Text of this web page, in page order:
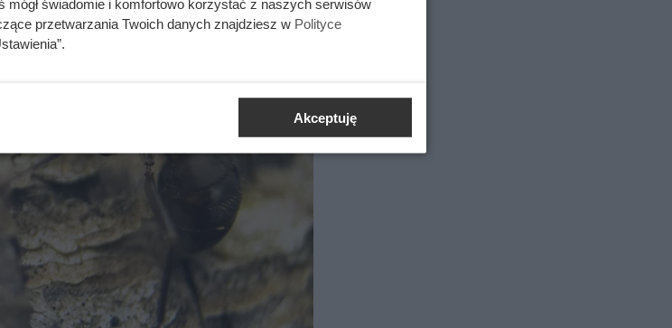
świadomie i komfortowo korzystać z naszych serwisów
przetwarzania Twoich danych znajdziesz w Polityce
Akceptuję